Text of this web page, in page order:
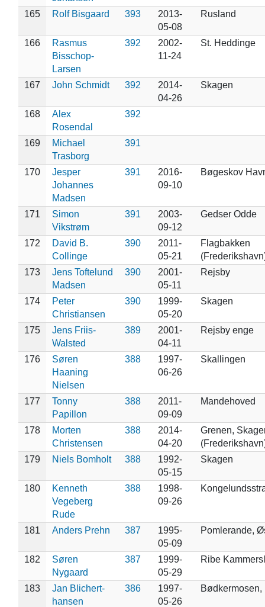
165
Rolf Bisgaard 393
2013-
05-08
Rusland
166
Rasmus
Bisschop-
Larsen
392
2002-
11-24
St. Heddinge
167 John Schmidt 392
2014-
04-26
Skagen
168
Alex
Rosendal
392
169
Michael
Trasborg
391
170
Jesper
Johannes
Madsen
391
2016-
09-10
Bøgeskov
171
Simon
Vikstrøm
391
2003-
09-12
Gedser Odde
172
David B.
Collinge
390
2011-
05-21
Flagbakken
173
Jens Toftelund
Madsen
390
2001-
05-11
Rejsby
174
Peter
Christiansen
390
1999-
05-20
Skagen
175
Jens Friis-
Walsted
389
2001-
04-11
Rejsby enge
176
Søren
Haaning
Nielsen
388
1997-
06-26
Skallingen
177
Tonny
Papillon
388
2011-
09-09
Mandehoved
178
Morten
Christensen
388
2014-
04-20
Grenen,
179
Niels Bomholt 388
1992-
05-15
Skagen
180
Kenneth
Vegeberg
Rude
388
1998-
09-26
181 Anders Prehn 387
1995-
05-09
Pomlerande,
182
Søren
Nygaard
387
1999-
05-29
Ribe
183
Jan Blichert-
hansen
386
1997-
05-26
Bødkermosen,